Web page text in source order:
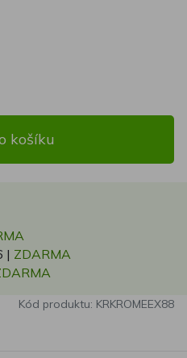
košíku
| ZDARMA
Kód produktu: KRKROMEEX88